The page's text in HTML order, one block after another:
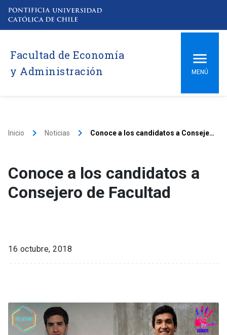
Facultad de Economía
y Administración
MENÚ
Inicio keyboard_arrow_right Noticias keyboard_arrow_right Conoce a los candidatos a Consejero de Facultad
Conoce a los candidatos a
Consejero de Facultad
16 octubre, 2018